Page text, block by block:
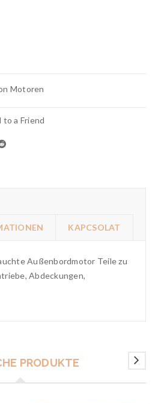
Motoren
to a Friend
KAPCSOLAT
Außenbordmotor Teile zu
Abdeckungen,
PRODUKTE